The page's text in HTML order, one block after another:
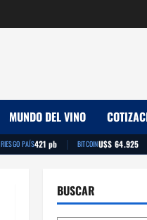
MUNDO DEL VINO
RIESGO PAÍS421 pb | BITCOINU$S 64.925
BUSCAR